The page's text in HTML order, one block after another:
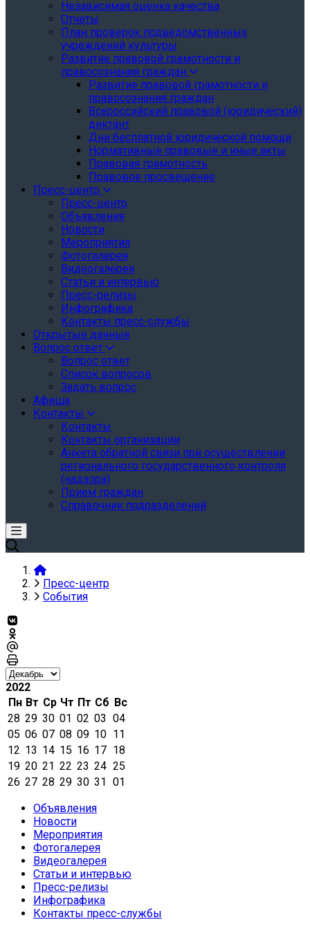
Независимая оценка качества
Отчеты
План проверок подведомственных
учреждений культуры
Развитие правовой грамотности и
правосознания граждан
Развитие правовой грамотности и
правосознания граждан
Всероссийский правовой (юридический)
диктант
Дни бесплатной юридической помощи
Нормативные правовые и иные акты
Правовая грамотность
Правовое просвещение
Пресс-центр
Пресс-центр
Объявления
Новости
Мероприятия
Фотогалерея
Видеогалерея
Статьи и интервью
Пресс-релизы
Инфографика
Контакты пресс-службы
Открытые данные
Вопрос ответ
Вопрос ответ
Список вопросов
Задать вопрос
Афиша
Контакты
Контакты
Контакты организации
Анкета обратной связи при осуществлении
регионального государственного контроля
(надзора)
Прием граждан
Справочник подразделений
Пресс-центр
События
2022
Пн Вт Ср Чт Пт Сб Вс
28 29 30 01 02 03 04
05 06 07 08 09 10 11
12 13 14 15 16 17 18
19 20 21 22 23 24 25
26 27 28 29 30 31 01
Объявления
Новости
Мероприятия
Фотогалерея
Видеогалерея
Статьи и интервью
Пресс-релизы
Инфографика
Контакты пресс-службы